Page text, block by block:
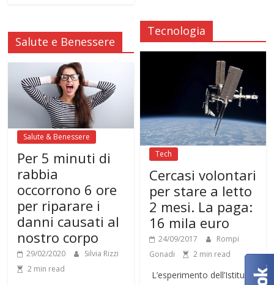
Salute e Benessere
Salute & Benessere
Per 5 minuti di
rabbia
occorrono 6 ore
per riparare i
danni causati al
nostro corpo
29/02/2020
Silvia Rizzi
2 min read
Tecnologia
Tech
Cercasi volontari
per stare a letto
2 mesi. La paga:
16 mila euro
24/09/2017
Rompi
Gonadi
2 min read
L’esperimento dell’Istituto